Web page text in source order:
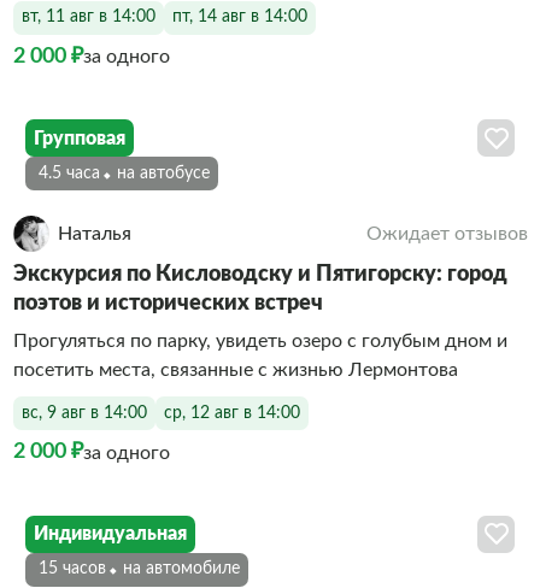
вт, 11 авг в 14:00 пт, 14 авг в 14:00
2 000 ₽за одного
Групповая
4.5 часа На автобусе
Наталья Ожидает отзывов
Экскурсия по Кисловодску и Пятигорску: город
поэтов и исторических встреч
Прогуляться по парку, увидеть озеро с голубым дном и
посетить места, связанные с жизнью Лермонтова
вс, 9 авг в 14:00 ср, 12 авг в 14:00
2 000 ₽за одного
Индивидуальная
15 часов На автомобиле